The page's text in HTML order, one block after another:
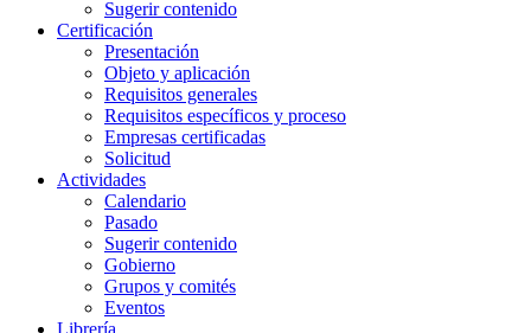
Sugerir contenido
Certificación
Presentación
Objeto y aplicación
Requisitos generales
Requisitos específicos y proceso
Empresas certificadas
Solicitud
Actividades
Calendario
Pasado
Sugerir contenido
Gobierno
Grupos y comités
Eventos
Librería